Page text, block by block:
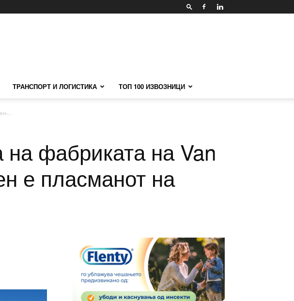
ТРАНСПОРТ И ЛОГИСТИКА ТОП 100 ИЗВОЗНИЦИ
на фабриката на Van
е пласманот на